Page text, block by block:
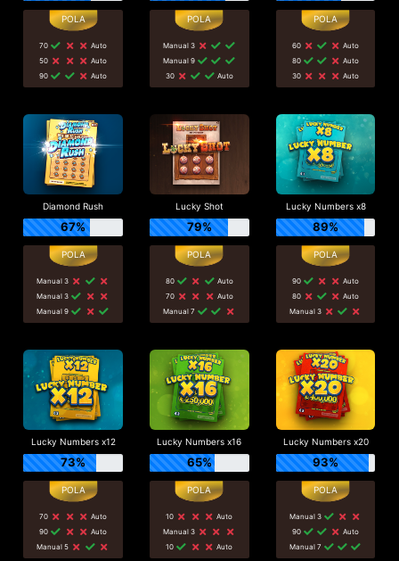
70
Auto
50
Auto
90
Auto
Manual 3
Manual 9
30
Auto
60
Auto
80
Auto
30
Auto
Diamond Rush
67%
Manual 3
Manual 3
Manual 9
Lucky Shot
79%
80
Auto
70
Auto
Manual 7
Lucky Numbers x8
89%
90
Auto
80
Auto
Manual 3
Lucky Numbers x12
73%
70
Auto
90
Auto
Manual 5
Lucky Numbers x16
65%
10
Auto
Manual 3
10
Auto
Lucky Numbers x20
93%
Manual 3
90
Auto
Manual 7